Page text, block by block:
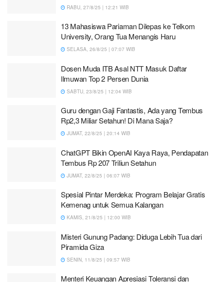
RABU, 27/8/25 | 12:21 WIB
13 Mahasiswa Pariaman Dilepas ke Telkom
University, Orang Tua Menangis Haru
SELASA, 26/8/25 | 07:07 WIB
Dosen Muda ITB Asal NTT Masuk Daftar
Ilmuwan Top 2 Persen Dunia
SABTU, 23/8/25 | 12:04 WIB
Guru dengan Gaji Fantastis, Ada yang Tembus
Rp2,3 Miliar Setahun! Di Mana Saja?
JUMAT, 22/8/25 | 20:14 WIB
ChatGPT Bikin OpenAI Kaya Raya, Pendapatan
Tembus Rp 207 Triliun Setahun
JUMAT, 22/8/25 | 06:07 WIB
Spesial Pintar Merdeka: Program Belajar Gratis
Kemenag untuk Semua Kalangan
KAMIS, 21/8/25 | 12:00 WIB
Misteri Gunung Padang: Diduga Lebih Tua dari
Piramida Giza
SENIN, 11/8/25 | 09:57 WIB
Menteri Keuangan Apresiasi Toleransi dan